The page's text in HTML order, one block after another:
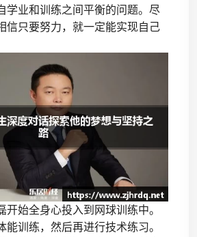
学业和训练之间平衡的问题。尽
信只要努力，就一定能实现自己
开始全身心投入到网球训练中。
能训练，然后再进行技术练习。